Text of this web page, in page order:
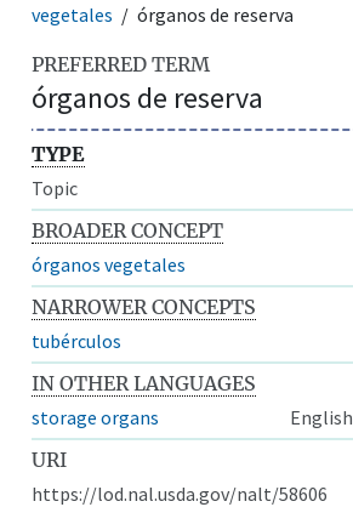
vegetales
órganos de reserva
PREFERRED TERM
órganos de reserva
TYPE
Topic
BROADER CONCEPT
órganos vegetales
NARROWER CONCEPTS
tubérculos
IN OTHER LANGUAGES
storage organs
English
URI
https://lod.nal.usda.gov/nalt/58606